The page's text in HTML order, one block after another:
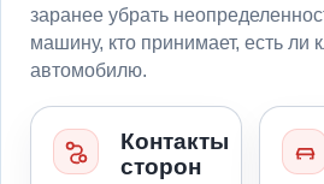
заранее убрать
машину, кто принимает, есть ли
автомобилю.
Контакты
сторон